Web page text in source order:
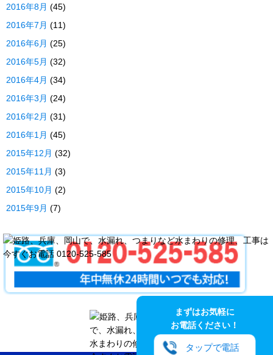
まずはお気軽に
お電話ください！
タップで電話
2016年8月 (45)
2016年7月 (11)
2016年6月 (25)
2016年5月 (32)
2016年4月 (34)
2016年3月 (24)
2016年2月 (31)
2016年1月 (45)
2015年12月 (32)
2015年11月 (3)
2015年10月 (2)
2015年9月 (7)